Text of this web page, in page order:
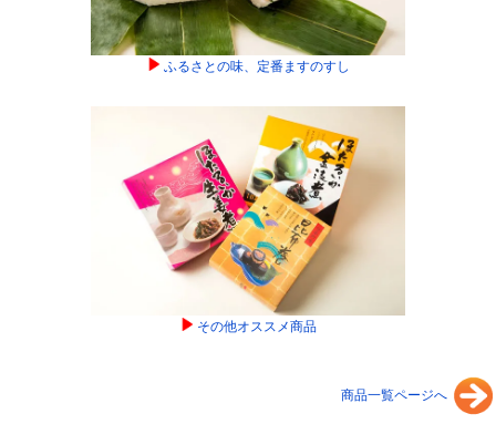
ふるさとの味、定番ますのすし
その他オススメ商品
商品一覧ページへ